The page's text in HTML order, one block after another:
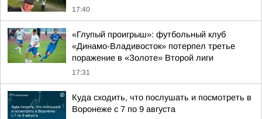
17:40
«Глупый проигрыш»: футбольный клуб
«Динамо-Владивосток» потерпел третье
поражение в «Золоте» Второй лиги
17:31
Куда сходить, что послушать и посмотреть в
Воронеже с 7 по 9 августа